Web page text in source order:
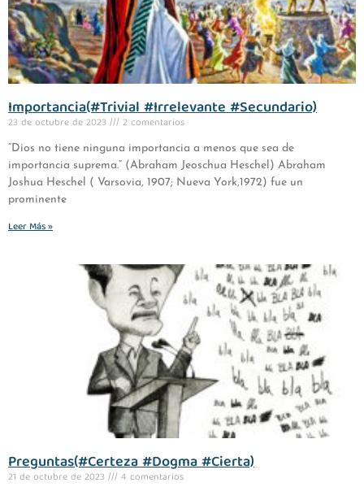
Importancia(#Trivial #Irrelevante #Secundario)
23 de octubre de 2023 2 comentarios
“Dios no tiene ninguna importancia a menos que sea de
importancia suprema.” (Abraham Jeoschua Heschel) Abraham
Joshua Heschel ( Varsovia, 1907; Nueva York,1972) fue un
prominente
Leer Más »
Preguntas(#Certeza #Dogma #Cierta)
21 de octubre de 2023 4 comentarios